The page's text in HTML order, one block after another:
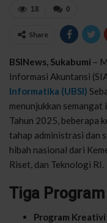
0
18
Share
BSINews, Sukabumi –
Informasi Akuntansi
Informatika (UBSI)
menunjukkan
Tahun 2025, beberapa
tahap administrasi dan
hibah nasional dari
Riset, dan Teknologi RI.
Tiga
Program